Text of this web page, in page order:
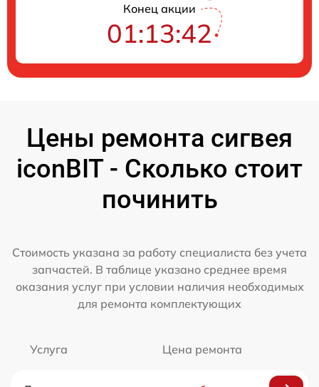
Конец акции
01:13:41
Цены ремонта сигвея
iconBIT - Сколько стоит
починить
Стоимость указана за работу специалиста без учета
запчастей. В таблице указано среднее время
оказания услуг при условии наличия необходимых
для ремонта комплектующих
Услуга Цена ремонта